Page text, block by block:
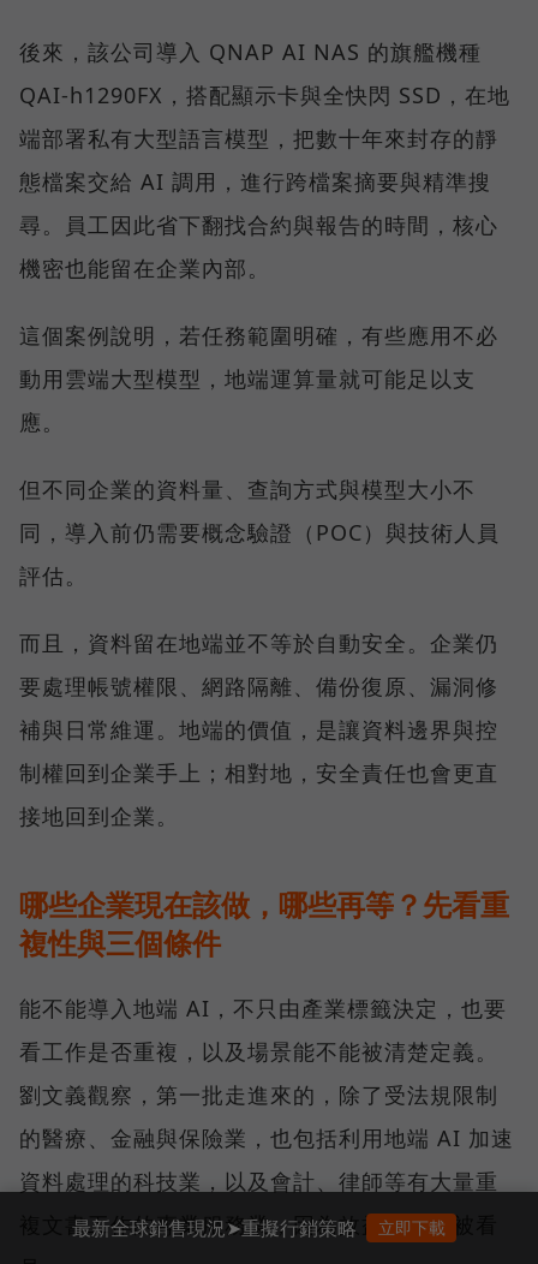
後來，該公司導入 QNAP AI NAS 的旗艦機種
QAI-h1290FX，搭配顯示卡與全快閃 SSD，在地
端部署私有大型語言模型，把數十年來封存的靜
態檔案交給 AI 調用，進行跨檔案摘要與精準搜
尋。員工因此省下翻找合約與報告的時間，核心
機密也能留在企業內部。
這個案例說明，若任務範圍明確，有些應用不必
動用雲端大型模型，地端運算量就可能足以支
應。
但不同企業的資料量、查詢方式與模型大小不
同，導入前仍需要概念驗證（POC）與技術人員
評估。
而且，資料留在地端並不等於自動安全。企業仍
要處理帳號權限、網路隔離、備份復原、漏洞修
補與日常維運。地端的價值，是讓資料邊界與控
制權回到企業手上；相對地，安全責任也會更直
接地回到企業。
哪些企業現在該做，哪些再等？先看重
複性與三個條件
能不能導入地端 AI，不只由產業標籤決定，也要
看工作是否重複，以及場景能不能被清楚定義。
劉文義觀察，第一批走進來的，除了受法規限制
的醫療、金融與保險業，也包括利用地端 AI 加速
資料處理的科技業，以及會計、律師等有大量重
複文書工作的專業服務業，因為效益較容易被看
最新全球銷售現況➤重擬行銷策略 立即下載